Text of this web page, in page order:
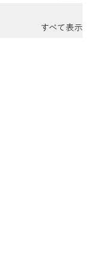
すべて表示